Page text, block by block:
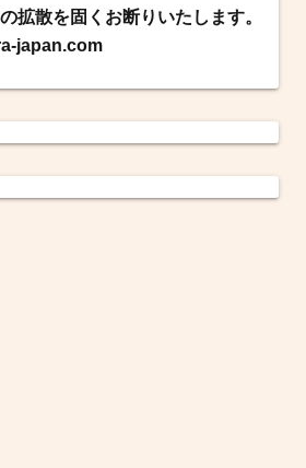
拡散を固くお断りいたします。
japan.com